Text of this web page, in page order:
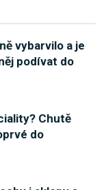
vybarvilo a je
podívat do
Chutě
do